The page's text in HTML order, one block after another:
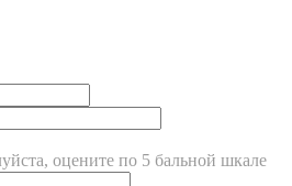
оцените по 5 бальной шкале